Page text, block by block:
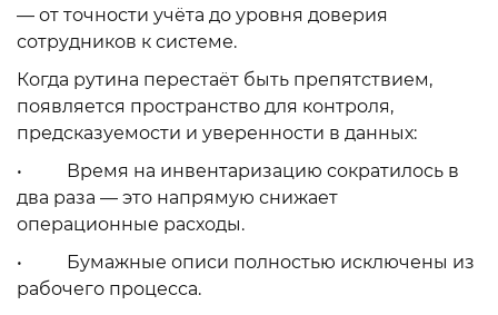
— от точности учёта до уровня доверия
сотрудников к системе.
Когда рутина перестаёт быть препятствием,
появляется пространство для контроля,
предсказуемости и уверенности в данных:
• Время на инвентаризацию сократилось в
два раза — это напрямую снижает
операционные расходы.
• Бумажные описи полностью исключены из
рабочего процесса.